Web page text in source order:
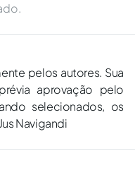
pelos autores. Sua
aprovação pelo
selecionados, os
Navigandi